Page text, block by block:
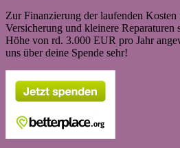
Zur Finanzierung der laufenden
Versicherung und kleinere
Höhe von rd. 3.000 EUR pro Jahr
uns über deine Spende sehr!